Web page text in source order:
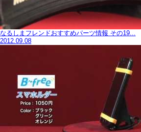
なるしまフレンドおすすめパーツ情報 その19...
2012.09.08